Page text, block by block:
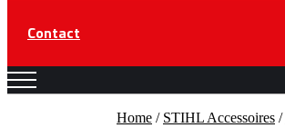
Contact
Home / STIHL Accessoires /